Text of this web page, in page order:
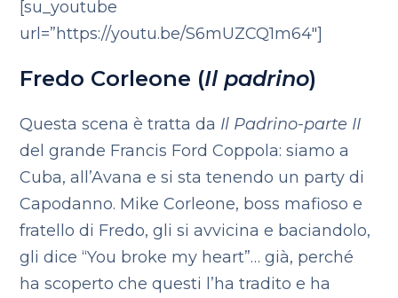
[su_youtube
url=”https://youtu.be/S6mUZCQ1m64″]
Fredo Corleone (Il padrino)
Questa scena è tratta da Il Padrino-parte II
del grande Francis Ford Coppola: siamo a
Cuba, all’Avana e si sta tenendo un party di
Capodanno. Mike Corleone, boss mafioso e
fratello di Fredo, gli si avvicina e baciandolo,
gli dice “You broke my heart”… già, perché
ha scoperto che questi l’ha tradito e ha